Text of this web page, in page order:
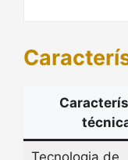
Tecnologia de